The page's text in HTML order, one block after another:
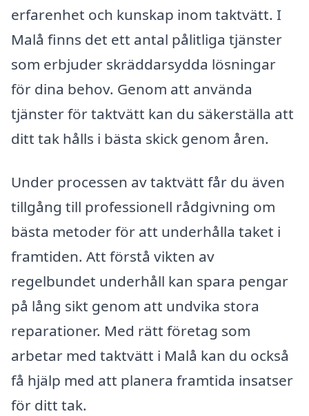
erfarenhet och kunskap inom taktvätt. I
Malå finns det ett antal pålitliga tjänster
som erbjuder skräddarsydda lösningar
för dina behov. Genom att använda
tjänster för taktvätt kan du säkerställa att
ditt tak hålls i bästa skick genom åren.
Under processen av taktvätt får du även
tillgång till professionell rådgivning om
bästa metoder för att underhålla taket i
framtiden. Att förstå vikten av
regelbundet underhåll kan spara pengar
på lång sikt genom att undvika stora
reparationer. Med rätt företag som
arbetar med taktvätt i Malå kan du också
få hjälp med att planera framtida insatser
för ditt tak.